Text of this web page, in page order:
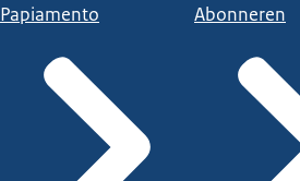
Papiamento Abonneren